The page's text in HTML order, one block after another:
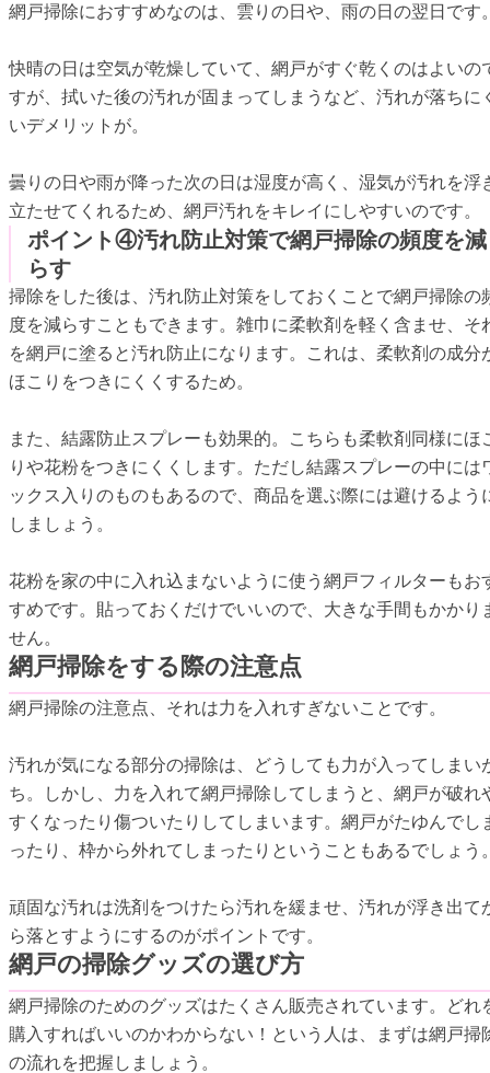
網戸掃除におすすめなのは、雲りの日や、雨の日の翌日です
快晴の日は空気が乾燥していて、網戸がすぐ乾くのはよいの
すが、拭いた後の汚れが固まってしまうなど、汚れが落ちに
いデメリットが。
曇りの日や雨が降った次の日は湿度が高く、湿気が汚れを浮
立たせてくれるため、網戸汚れをキレイにしやすいのです。
ポイント④汚れ防止対策で網戸掃除の頻度を減
らす
掃除をした後は、汚れ防止対策をしておくことで網戸掃除の
度を減らすこともできます。雑巾に柔軟剤を軽く含ませ、そ
を網戸に塗ると汚れ防止になります。これは、柔軟剤の成分
ほこりをつきにくくするため。
また、結露防止スプレーも効果的。こちらも柔軟剤同様にほ
りや花粉をつきにくくします。ただし結露スプレーの中には
ックス入りのものもあるので、商品を選ぶ際には避けるよう
しましょう。
花粉を家の中に入れ込まないように使う網戸フィルターもお
すめです。貼っておくだけでいいので、大きな手間もかかり
せん。
網戸掃除をする際の注意点
網戸掃除の注意点、それは力を入れすぎないことです。
汚れが気になる部分の掃除は、どうしても力が入ってしまい
ち。しかし、力を入れて網戸掃除してしまうと、網戸が破れ
すくなったり傷ついたりしてしまいます。網戸がたゆんでし
ったり、枠から外れてしまったりということもあるでしょう
頑固な汚れは洗剤をつけたら汚れを緩ませ、汚れが浮き出て
ら落とすようにするのがポイントです。
網戸の掃除グッズの選び方
網戸掃除のためのグッズはたくさん販売されています。どれ
購入すればいいのかわからない！という人は、まずは網戸掃
の流れを把握しましょう。